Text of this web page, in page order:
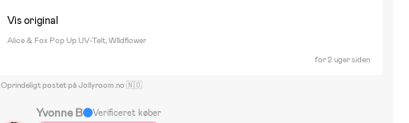
Vis original
Alice & Fox Pop Up UV-Telt, WIldflower
for 2 uger siden
Oprindeligt postet på Jollyroom.no 🇳🇴
Yvonne B
Verificeret køber